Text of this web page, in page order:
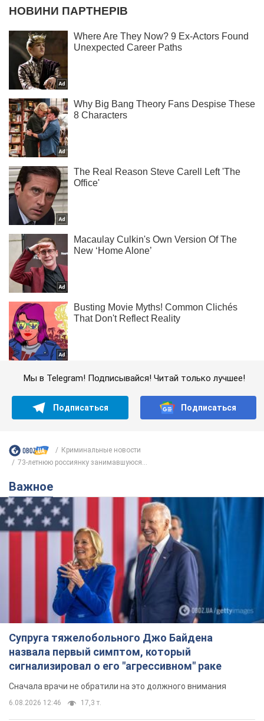
Мы в Telegram! Подписывайся! Читай только лучшее!
Подписаться Подписаться
Криминальные новости
73-летнюю россиянку занимавшуюся...
Важное
Супруга тяжелобольного Джо Байдена
назвала первый симптом, который
сигнализировал о его "агрессивном" раке
Сначала врачи не обратили на это должного внимания
6.08.2026 12:46 17,3 т.